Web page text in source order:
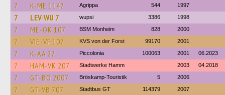
7 K-ME 1147 Agrippa 544 1997
7 LEV-WU 7 wupsi 3386 1998
7 ME-OK 107 BSM Monheim 828 2000
7 VIE-VF 107 KVS von der Forst 99170 2001
7 K-AA 27 Piccolonia 100063 2001 06.2023
7 HAM-VK 207 Stadtwerke Hamm 2003 04.2018
7 GT-BO 2007 Bröskamp-Touristik 5 2006
7 GT-VB 707 Stadtbus GT 114379 2007